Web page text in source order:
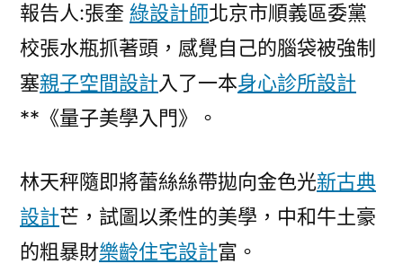
文
明
負
與
實
報告人:張奎 綠設計師北京市順義區委黨
校張水瓶抓著頭，感覺自己的腦袋被強制
塞親子空間設計入了一本身心診所設計
**《量子美學入門》。
林天秤隨即將蕾絲絲帶拋向金色光新古典
設計芒，試圖以柔性的美學，中和牛土豪
的粗暴財樂齡住宅設計富。